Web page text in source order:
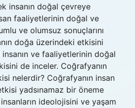
insanın doğal çevreye
faaliyetlerinin doğal ve
ve olumsuz sonuçlarını
doğa üzerindeki etkisini
ve faaliyetlerinin doğal
de inceler. Coğrafyanın
nelerdir? Coğrafyanın insan
yadsınamaz bir öneme
ideolojisini ve yaşam